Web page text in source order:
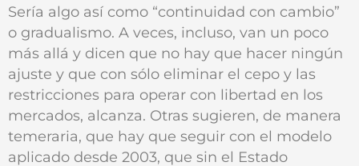
Sería algo así como “continuidad con cambio”
o gradualismo. A veces, incluso, van un poco
más allá y dicen que no hay que hacer ningún
ajuste y que con sólo eliminar el cepo y las
restricciones para operar con libertad en los
mercados, alcanza. Otras sugieren, de manera
temeraria, que hay que seguir con el modelo
aplicado desde 2003, que sin el Estado